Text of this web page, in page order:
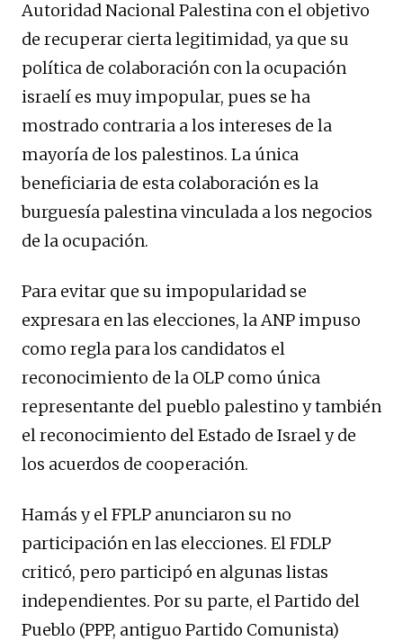
Autoridad Nacional Palestina con el objetivo
de recuperar cierta legitimidad, ya que su
política de colaboración con la ocupación
israelí es muy impopular, pues se ha
mostrado contraria a los intereses de la
mayoría de los palestinos. La única
beneficiaria de esta colaboración es la
burguesía palestina vinculada a los negocios
de la ocupación.
Para evitar que su impopularidad se
expresara en las elecciones, la ANP impuso
como regla para los candidatos el
reconocimiento de la OLP como única
representante del pueblo palestino y también
el reconocimiento del Estado de Israel y de
los acuerdos de cooperación.
Hamás y el FPLP anunciaron su no
participación en las elecciones. El FDLP
criticó, pero participó en algunas listas
independientes. Por su parte, el Partido del
Pueblo (PPP, antiguo Partido Comunista)